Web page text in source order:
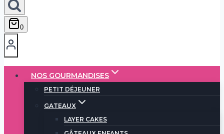
0
NOS GOURMANDISES
PETIT DÉJEUNER
GATEAUX
LAYER CAKES